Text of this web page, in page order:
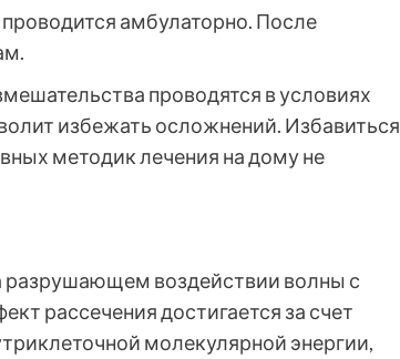
амбулаторно. После
проводятся в условиях
избежать осложнений. Избавиться
методик лечения на дому не
разрушающем воздействии волны с
рассечения достигается за счет
молекулярной энергии,